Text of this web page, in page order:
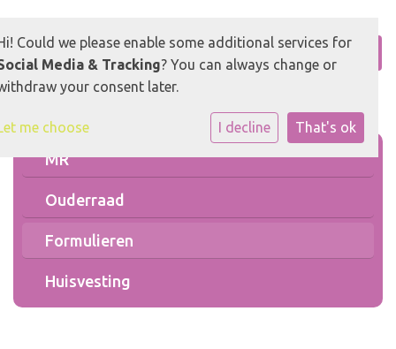
MR
Ouderraad
Formulieren
Huisvesting
Could we please enable some additional services for
Media & Tracking? You can always change or
your consent later.
me choose I decline That's ok